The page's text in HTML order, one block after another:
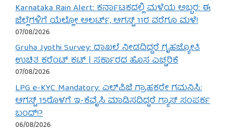
Karnataka Rain Alert: ಕರ್ನಾಟಕದಲ್ಲಿ ಮಳೆಯ ಅಬ್ಬರ: ಈ
ಜಿಲ್ಲೆಗಳಿಗೆ ಯೆಲ್ಲೋ ಅಲರ್ಟ್, ಆಗಸ್ಟ್ 11ರ ವರೆಗೂ ಮಳೆ!
07/08/2026
Gruha Jyothi Survey: ದಾಖಲೆ ನೀಡದಿದ್ದರೆ ಗೃಹಜ್ಯೋತಿ
ಉಚಿತ ಕರೆಂಟ್ ಕಟ್ | ಸರ್ಕಾರದ ಹೊಸ ಎಚ್ಚರಿಕೆ
07/08/2026
LPG e-KYC Mandatory: ಎಲ್‌ಪಿಜಿ ಗ್ರಾಹಕರೇ ಗಮನಿಸಿ:
ಆಗಸ್ಟ್ 15ರೊಳಗೆ ಇ-ಕೆವೈಸಿ ಮಾಡಿಸದಿದ್ದರೆ ಗ್ಯಾಸ್ ಸಂಪರ್ಕ
ಬಂದ್!?
06/08/2026